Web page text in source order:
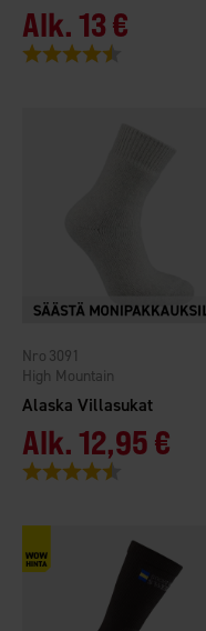
Alk. 13 €
Arvio:
Alaska Villasukat
High Mountain
3091
Alk. 12,95 €
Arvio: